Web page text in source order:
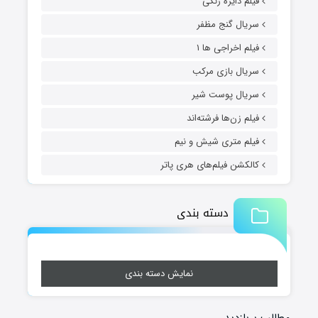
سریال گنج مظفر
فیلم اخراجی ها ۱
سریال بازی مرکب
سریال پوست شیر
فیلم زن‌ها فرشته‌اند
فیلم متری شیش و نیم
کالکشن فیلم‌های هری پاتر
دسته بندی
نمایش دسته بندی